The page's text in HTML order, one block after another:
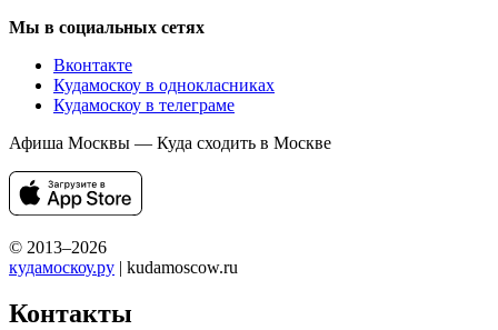
Мы в социальных сетях
Вконтакте
Кудамоскоу в однокласниках
Кудамоскоу в телеграме
Афиша Москвы — Куда сходить в Москве
© 2013–2026
кудамоскоу.ру | kudamoscow.ru
Контакты